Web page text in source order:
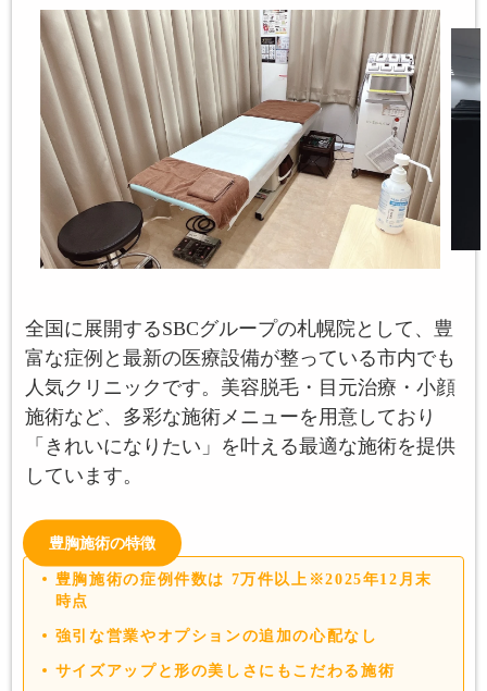
全国に展開するSBCグループの札幌院として、豊
富な症例と最新の医療設備が整っている市内でも
人気クリニックです。美容脱毛・目元治療・小顔
施術など、多彩な施術メニューを用意しており
「きれいになりたい」を叶える最適な施術を提供
しています。
豊胸施術の特徴
豊胸施術の症例件数は 7万件以上※2025年12月末
時点
強引な営業やオプションの追加の心配なし
サイズアップと形の美しさにもこだわる施術